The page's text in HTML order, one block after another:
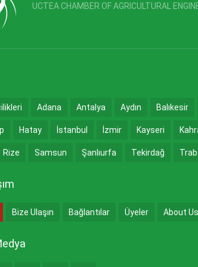
UCTEA CHAMBER OF AGRICULTURAL
Adana Antalya Aydın Balıkesir
Hatay İstanbul İzmir Kayseri
Rize Samsun Şanlıurfa Tekirdağ
Bize Ulaşın Bağlantılar Üyeler About Us